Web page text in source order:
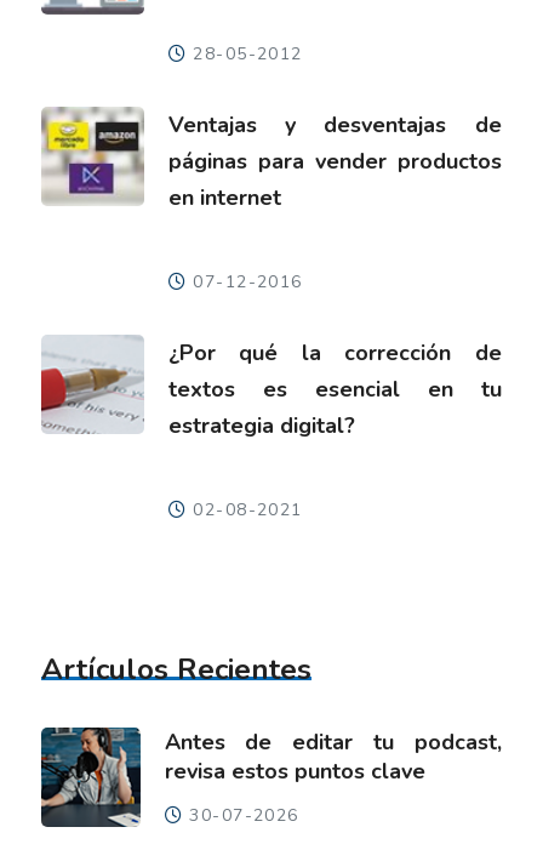
28-05-2012
Ventajas y desventajas de
páginas para vender productos
en internet
07-12-2016
¿Por qué la corrección de
textos es esencial en tu
estrategia digital?
02-08-2021
Artículos Recientes
Antes de editar tu podcast,
revisa estos puntos clave
30-07-2026